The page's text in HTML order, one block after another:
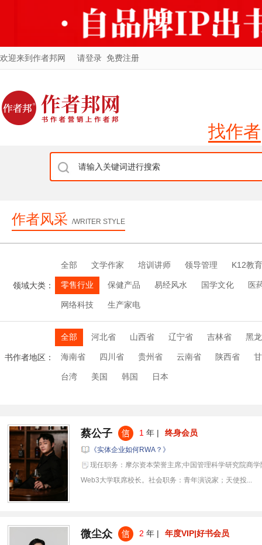
欢迎来到作者邦网 请登录 免费注册
找作者
作者风采 /WRITER STYLE
领域大类：
全部 文学作家 培训讲师 领导管理 K12教育
零售行业 保健产品 易经风水 国学文化 医
网络科技 生产家电
书作者地区：
全部 河北省 山西省 辽宁省 吉林省 黑
海南省 四川省 贵州省 云南省 陕西省
台湾 美国 韩国 日本
蔡公子 1 年 | 终身会员
《实体企业如何RWA？》
现任职务：摩尔资本荣誉主席;中国管理科学研究院商
Web3大学联席校长。社会职务：青年演说家；天使投...
微尘众 2 年 | 年度VIP|好书会员